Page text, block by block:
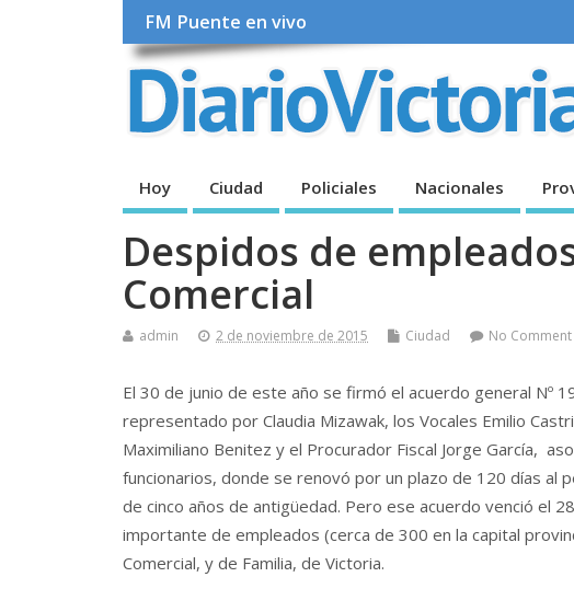
FM Puente en vivo
Hoy Ciudad Policiales Nacionales
Despidos de
Comercial
admin 2 de noviembre de 2015 Ciudad No Comment
El 30 de junio de este año se firmó el acuerdo general Nº
representado por Claudia Mizawak, los Vocales Emilio
Maximiliano Benitez y el Procurador Fiscal Jorge García,
funcionarios, donde se renovó por un plazo de 120 días al
de cinco años de antigüedad. Pero ese acuerdo venció el
importante de empleados (cerca de 300 en la capital
Comercial, y de Familia, de Victoria.